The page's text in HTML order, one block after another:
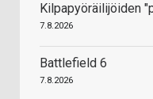
Kilpapyöräilijöiden
7.8.2026
Battlefield 6
7.8.2026